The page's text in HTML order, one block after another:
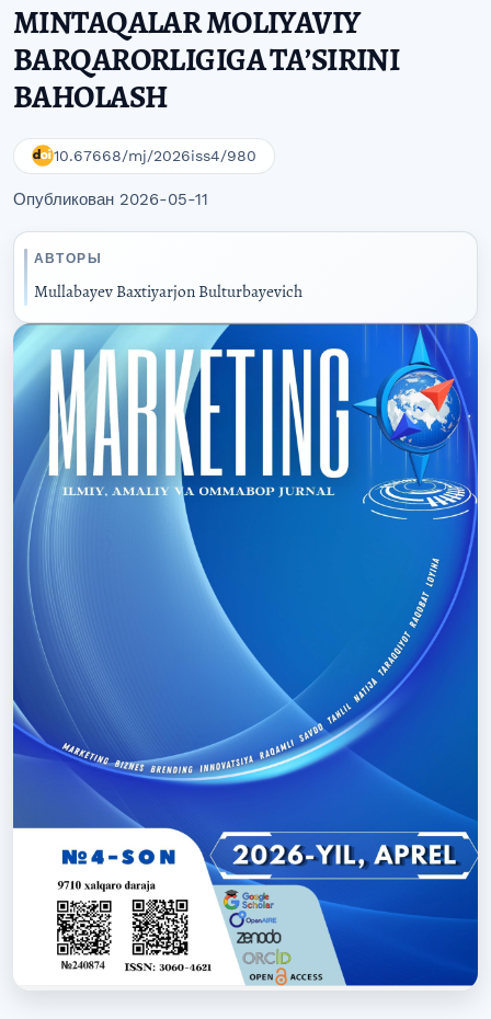
MINTAQALAR MOLIYAVIY
BARQARORLIGIGA TAʼSIRINI
BAHOLASH
10.67668/mj/2026iss4/980
Опубликован 2026-05-11
АВТОРЫ
Mullabayev Baxtiyarjon Bulturbayevich